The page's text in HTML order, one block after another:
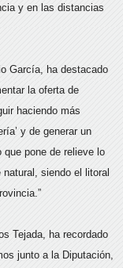
y en las distancias
García, ha destacado
la oferta de
haciendo más
y de generar un
pone de relieve lo
siendo el litoral
Tejada, ha recordado
junto a la Diputación,